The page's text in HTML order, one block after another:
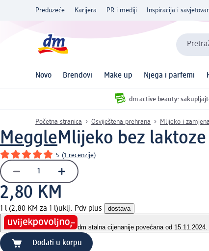
Preduzeće Karijera PR i mediji Inspiracija i
Novo Brendovi Make up Njega i parfemi
dm active beauty:
Početna stranica Osviještena prehrana Mlijeko i
MeggleMlijeko bez laktoze
5 (1 recenzije)
2,80 KM
1 l (2,80 KM za 1 l)uklj. Pdv plus dostava
dm stalna cijenanije povećana od 15.11.2024.
Dodati u korpu